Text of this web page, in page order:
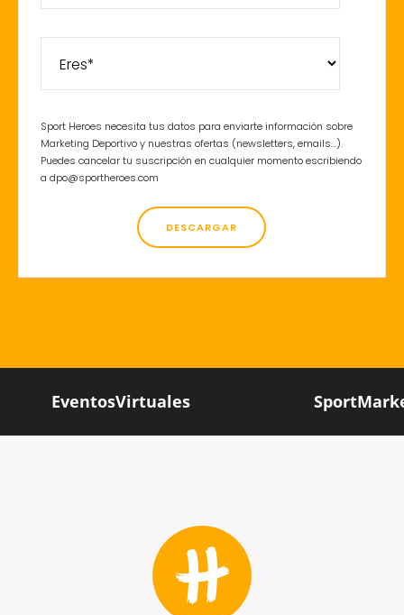
Sport Heroes necesita tus datos para enviarte información sobre
Marketing Deportivo y nuestras ofertas (newsletters, emails...).
Puedes cancelar tu suscripción en cualquier momento escribiendo
a dpo@sportheroes.com
EventosVirtuales